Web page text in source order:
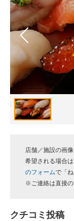
注目記事を集め
ITの今と未来を
スマホと通信の
進化するPCとデ
好きが集まる 比
ビジネスと働き方
企業ITのトレン
経営リーダーの
店舗／施設の画
希望される場合
のフォームで「
※ご連絡は直接
クチコミ投稿